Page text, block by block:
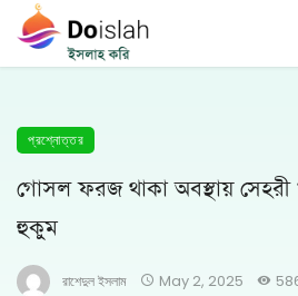
প্রশ্নোত্তর
গোসল ফরজ থাকা অবস্থায় সেহরী
হুকুম
রাশেদুল ইসলাম May 2, 2025